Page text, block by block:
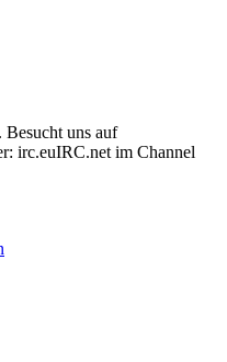
uns auf
irc.euIRC.net im Channel